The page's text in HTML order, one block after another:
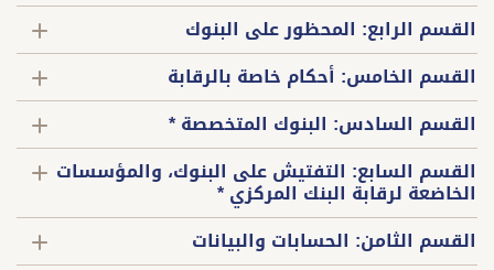
القسم الرابع: المحظور على البنوك
القسم الخامس: أحكام خاصة بالرقابة
القسم السادس: البنوك المتخصصة *
القسم السابع: التفتيش على البنوك، والمؤسسات
الخاضعة لرقابة البنك المركزي *
القسم الثامن: الحسابات والبيانات